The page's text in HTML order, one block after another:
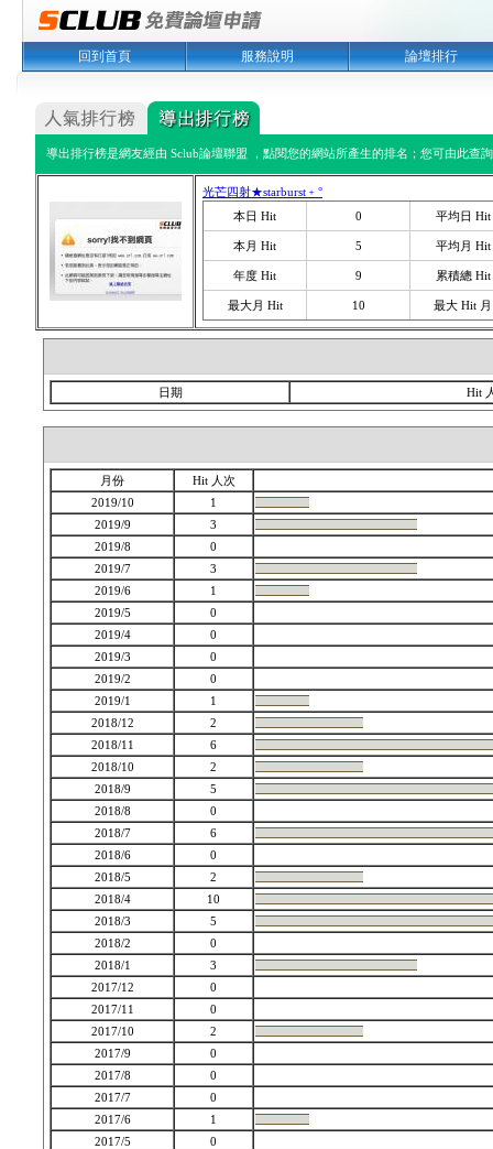
回到首頁 服務說明 論壇排行
導出排行榜是網友經由 Sclub論壇聯盟 ，點閱您的網站所產生的排名；您可由此查
光芒四射★starburst﹢°
本日 Hit
0 平均日 Hit
本月 Hit 5 平均月 Hit
年度 Hit 9 累積總 Hit
最大月 Hit 10 最大 Hit 月
日期 Hit
月份
Hit 人次
2019/10
1
2019/9
3
2019/8
0
2019/7
3
2019/6
1
2019/5
0
2019/4
0
2019/3
0
2019/2
0
2019/1
1
2018/12
2
2018/11
6
2018/10
2
2018/9
5
2018/8
0
2018/7
6
2018/6
0
2018/5
2
2018/4
10
2018/3
5
2018/2
0
2018/1
3
2017/12
0
2017/11
0
2017/10
2
2017/9
0
2017/8
0
2017/7
0
2017/6
1
2017/5
0